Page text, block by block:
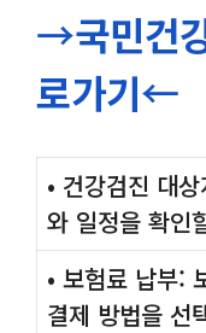
→국민건
로가기←
• 건강검진 대
와 일정을 확인
• 보험료 납부:
결제 방법을 선